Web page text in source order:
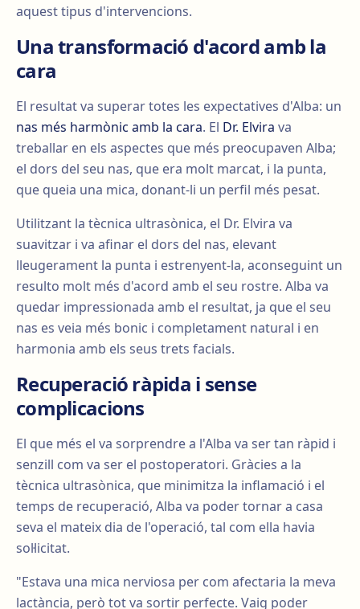
aquest tipus d'intervencions.
Una transformació d'acord amb la
cara
El resultat va superar totes les expectatives d'Alba: un
nas més harmònic amb la cara. El Dr. Elvira va
treballar en els aspectes que més preocupaven Alba;
el dors del seu nas, que era molt marcat, i la punta,
que queia una mica, donant-li un perfil més pesat.
Utilitzant la tècnica ultrasònica, el Dr. Elvira va
suavitzar i va afinar el dors del nas, elevant
lleugerament la punta i estrenyent-la, aconseguint un
resulto molt més d'acord amb el seu rostre. Alba va
quedar impressionada amb el resultat, ja que el seu
nas es veia més bonic i completament natural i en
harmonia amb els seus trets facials.
Recuperació ràpida i sense
complicacions
El que més el va sorprendre a l'Alba va ser tan ràpid i
senzill com va ser el postoperatori. Gràcies a la
tècnica ultrasònica, que minimitza la inflamació i el
temps de recuperació, Alba va poder tornar a casa
seva el mateix dia de l'operació, tal com ella havia
sol·licitat.
"Estava una mica nerviosa per com afectaria la meva
lactància, però tot va sortir perfecte. Vaig poder